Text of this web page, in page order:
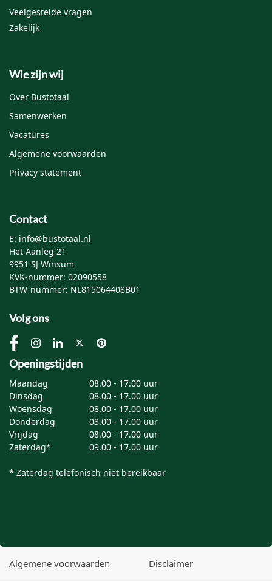
Veelgestelde vragen
Zakelijk
Wie zijn wij
Over Bustotaal
Samenwerken
Vacatures
Algemene voorwaarden
Privacy statement
Contact
E: info@bustotaal.nl
Het Aanleg 21
9951 SJ Winsum
KVK-nummer: 02090558
BTW-nummer: NL815064408B01
Volg ons
Openingstijden
Maandag
08.00 - 17.00 uur
Dinsdag
08.00 - 17.00 uur
Woensdag
08.00 - 17.00 uur
Donderdag
08.00 - 17.00 uur
Vrijdag
08.00 - 17.00 uur
Zaterdag*
09.00 - 17.00 uur
* Zaterdag telefonisch niet bereikbaar
Algemene voorwaarden Disclaimer